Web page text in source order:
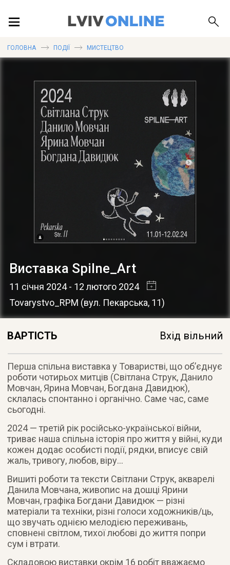
ПУБЛІКАЦІЇ
ГОЛОВНА ПОДІЇ МИСТЕЦТВО
Виставка Spilne_Art
11 січня 2024- 12 лютого 2024
Tovarystvo_RPM (вул. Пекарська, 11)
ВАРТІСТЬ Вхід вільний
Перша спільна виставка у Товаристві, що обʼєднує
роботи чотирьох митців (Світлана Струк, Данило
Мовчан, Ярина Мовчан, Богдана Давидюк),
склалась спонтанно і органічно. Саме час, саме
сьогодні.
2024 — третій рік російсько-української війни,
триває наша спільна історія про життя у війні, куди
кожен додає особисті події, рядки, вписує свій
жаль, тривогу, любов, віру…
Вишиті роботи та тексти Світлани Струк, акварелі
Данила Мовчана, живопис на дошці Ярини
Мовчан, графіка Богдани Давидюк — різні
матеріали та техніки, різні голоси ходожників/ць,
що звучать однією мелодією переживань,
сповнені світлом, тихої любові до життя попри
сум і втрати.
Складовою виставки окрім 16 робіт вважаємо